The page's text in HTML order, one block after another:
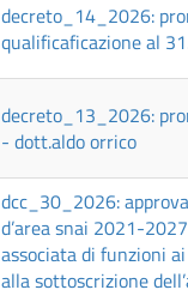
decreto_14_2026:
qualificaficazione al
decreto_13_2026:
- dott.aldo orrico
dcc_30_2026:
d’area snai 2021-
associata di funzioni
alla sottoscrizione